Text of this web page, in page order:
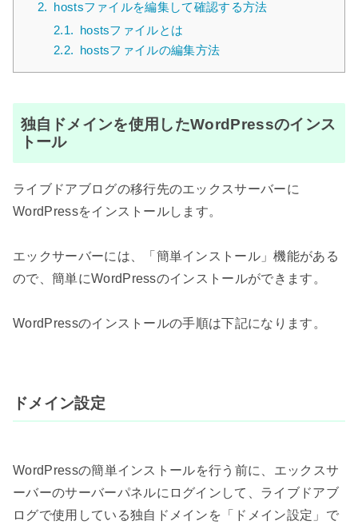
2. hostsファイルを編集して確認する方法
2.1. hostsファイルとは
2.2. hostsファイルの編集方法
独自ドメインを使用したWordPressのインス
トール
ライブドアブログの移行先のエックスサーバーに
WordPressをインストールします。
エックサーバーには、「簡単インストール」機能がある
ので、簡単にWordPressのインストールができます。
WordPressのインストールの手順は下記になります。
ドメイン設定
WordPressの簡単インストールを行う前に、エックスサ
ーバーのサーバーパネルにログインして、ライブドアブ
ログで使用している独自ドメインを「ドメイン設定」で